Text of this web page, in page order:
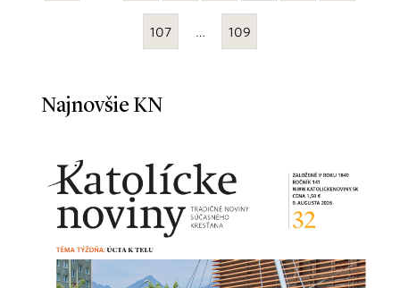
107 … 109
Najnovšie KN